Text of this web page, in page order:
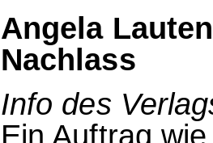
Angela
Nachlass
Info des
Ein Auftrag